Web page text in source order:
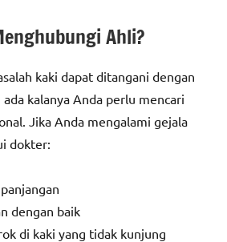
Ahli?
kaki dapat ditangani dengan
kalanya Anda perlu mencari
Jika Anda mengalami gejala
dokter:
dengan baik
di kaki yang tidak kunjung